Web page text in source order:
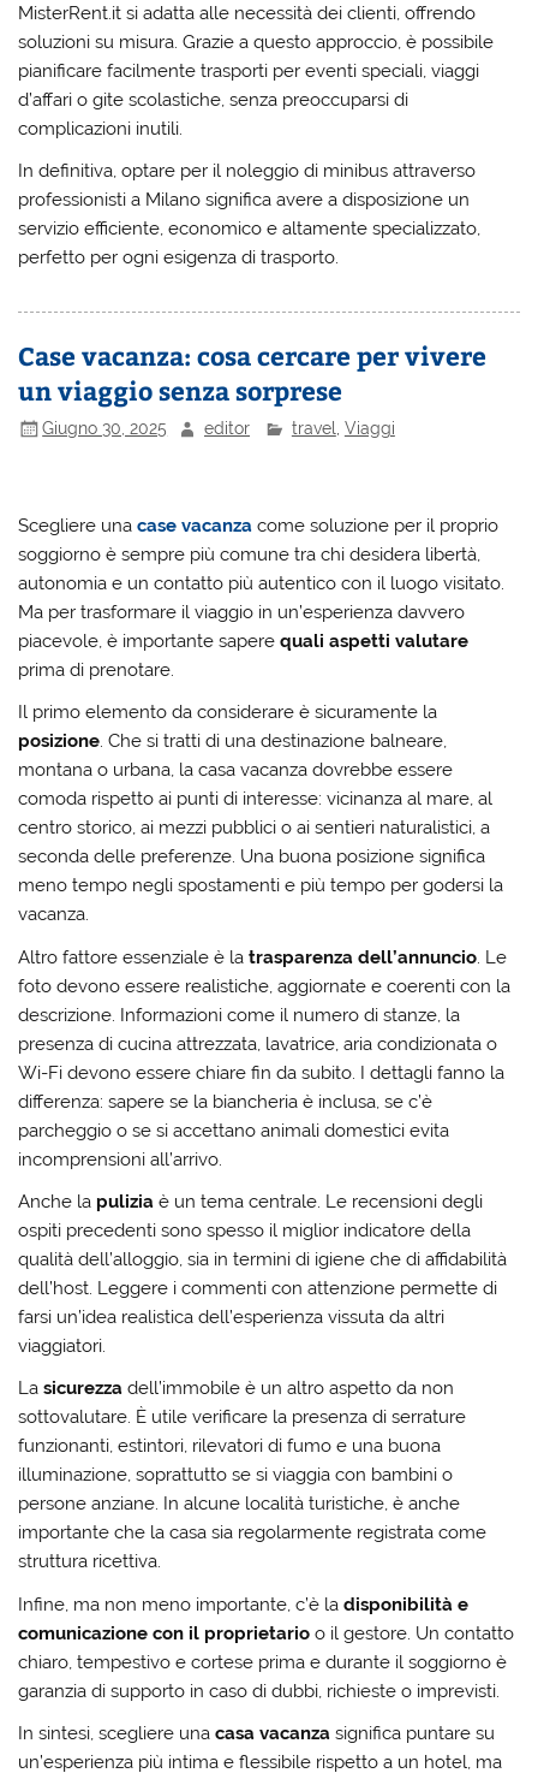
MisterRent.it si adatta alle necessità dei clienti, offrendo
soluzioni su misura. Grazie a questo approccio, è possibile
pianificare facilmente trasporti per eventi speciali, viaggi
d’affari o gite scolastiche, senza preoccuparsi di
complicazioni inutili.
In definitiva, optare per il noleggio di minibus attraverso
professionisti a Milano significa avere a disposizione un
servizio efficiente, economico e altamente specializzato,
perfetto per ogni esigenza di trasporto.
Case vacanza: cosa cercare per vivere
un viaggio senza sorprese
Giugno 30, 2025 editor travel Viaggi
Scegliere unacase vacanza come soluzione per il proprio
soggiorno è sempre più comune tra chi desidera libertà,
autonomia e un contatto più autentico con il luogo visitato.
Ma per trasformare il viaggio in un’esperienza davvero
piacevole, è importante saperequali aspetti valutare
prima di prenotare.
Il primo elemento da considerare è sicuramente la
posizione. Che si tratti di una destinazione balneare,
montana o urbana, la casa vacanza dovrebbe essere
comoda rispetto ai punti di interesse: vicinanza al mare, al
centro storico, ai mezzi pubblici o ai sentieri naturalistici, a
seconda delle preferenze. Una buona posizione significa
meno tempo negli spostamenti e più tempo per godersi la
vacanza.
Altro fattore essenziale è latrasparenza dell’annuncio. Le
foto devono essere realistiche, aggiornate e coerenti con la
descrizione. Informazioni come il numero di stanze, la
presenza di cucina attrezzata, lavatrice, aria condizionata o
Wi-Fi devono essere chiare fin da subito. I dettagli fanno la
differenza: sapere se la biancheria è inclusa, se c’è
parcheggio o se si accettano animali domestici evita
incomprensioni all’arrivo.
Anche la pulizia è un tema centrale. Le recensioni degli
ospiti precedenti sono spesso il miglior indicatore della
qualità dell’alloggio, sia in termini di igiene che di affidabilità
dell’host. Leggere i commenti con attenzione permette di
farsi un’idea realistica dell’esperienza vissuta da altri
viaggiatori.
Lasicurezza dell’immobile è un altro aspetto da non
sottovalutare. È utile verificare la presenza di serrature
funzionanti, estintori, rilevatori di fumo e una buona
illuminazione, soprattutto se si viaggia con bambini o
persone anziane. In alcune località turistiche, è anche
importante che la casa sia regolarmente registrata come
struttura ricettiva.
Infine, ma non meno importante, c’è ladisponibilità e
comunicazione con il proprietario o il gestore. Un contatto
chiaro, tempestivo e cortese prima e durante il soggiorno è
garanzia di supporto in caso di dubbi, richieste o imprevisti.
In sintesi, scegliere unacasa vacanza significa puntare su
un’esperienza più intima e flessibile rispetto a un hotel, ma